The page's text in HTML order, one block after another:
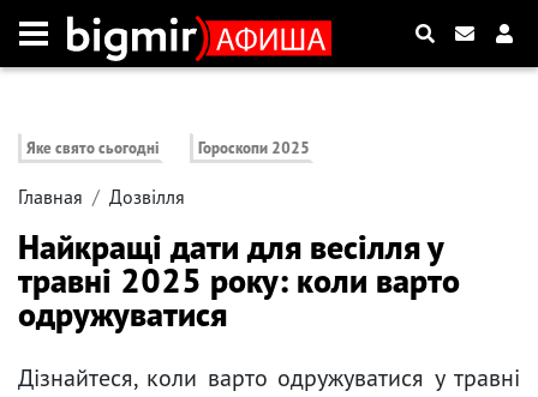
Яке свято сьогодні Гороскопи 2025
Главная Дозвілля
Найкращі дати для весілля у
травні 2025 року: коли варто
одружуватися
Дізнайтеся, коли варто одружуватися у травні